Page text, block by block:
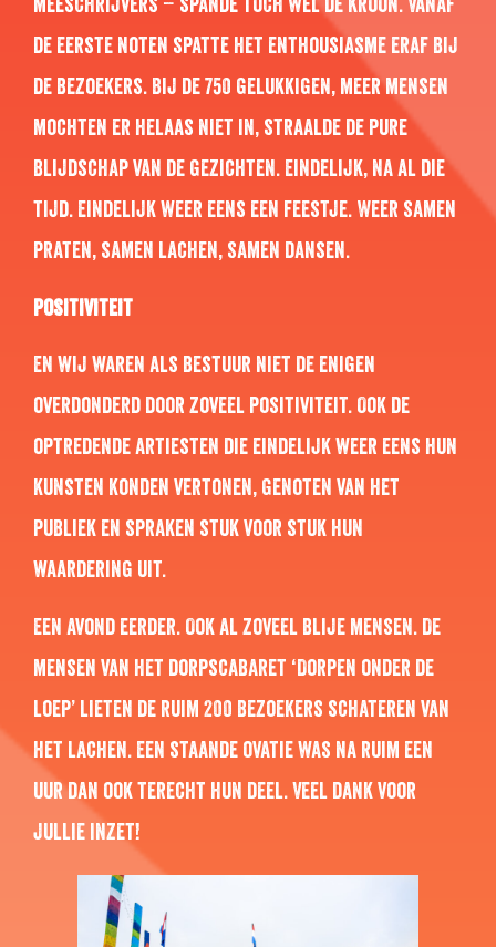
de eerste noten spatte het enthousiasme eraf bij
de bezoekers. Bij de 750 gelukkigen, meer mensen
mochten er helaas niet in, straalde de pure
blijdschap van de gezichten. Eindelijk, na al die
tijd. Eindelijk weer eens een feestje. Weer samen
praten, samen lachen, samen dansen.
Positiviteit
En wij waren als bestuur niet de enigen
overdonderd door zoveel positiviteit. Ook de
optredende artiesten die eindelijk weer eens hun
kunsten konden vertonen, genoten van het
publiek en spraken stuk voor stuk hun
waardering uit.
Een avond eerder. Ook al zoveel blije mensen. De
mensen van het dorpscabaret ‘Dorpen onder de
loep’ lieten de ruim 200 bezoekers schateren van
het lachen. Een staande ovatie was na ruim een
uur dan ook terecht hun deel. Veel dank voor
jullie inzet!